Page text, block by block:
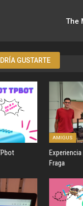
The
GUSTARTE
AMIGUS
Fraga